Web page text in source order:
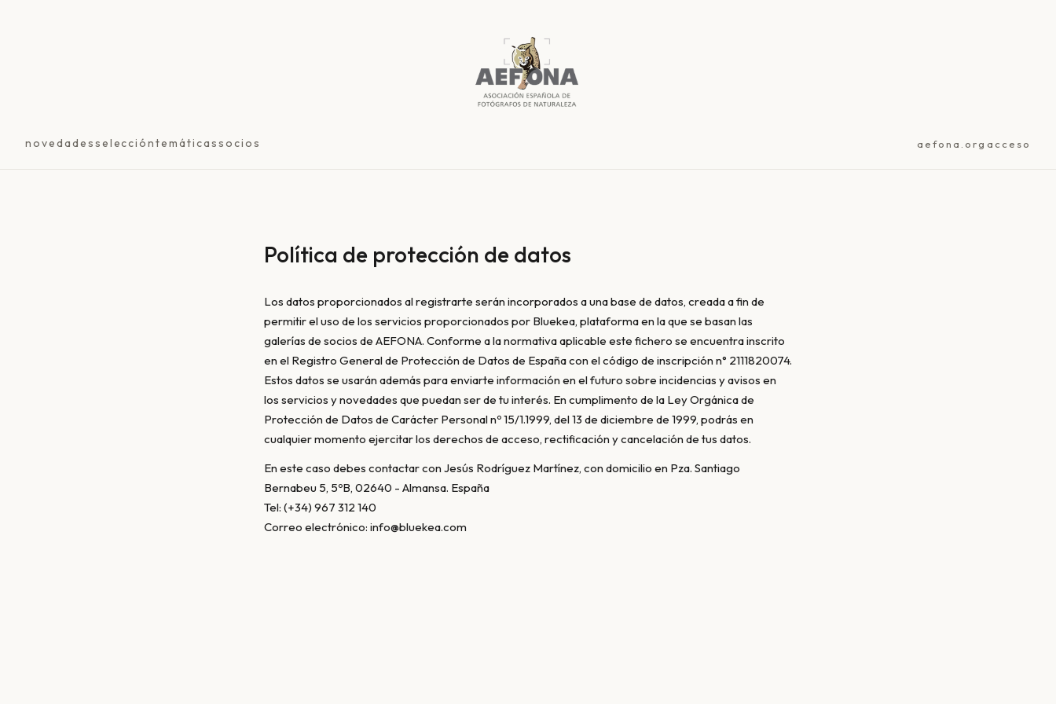
novedadesseleccióntemáticassocios aefona.org acceso
Política de protección de datos
Los datos proporcionados al registrarte serán incorporados a una base de datos, creada a fin de
permitir el uso de los servicios proporcionados por Bluekea, plataforma en la que se basan las
galerías de socios de AEFONA. Conforme a la normativa aplicable este fichero se encuentra inscrito
en el Registro General de Protección de Datos de España con el código de inscripción n° 2111820074.
Estos datos se usarán además para enviarte información en el futuro sobre incidencias y avisos en
los servicios y novedades que puedan ser de tu interés. En cumplimento de la Ley Orgánica de
Protección de Datos de Carácter Personal nº 15/1.1999, del 13 de diciembre de 1999, podrás en
cualquier momento ejercitar los derechos de acceso, rectificación y cancelación de tus datos.
En este caso debes contactar con Jesús Rodríguez Martínez, con domicilio en Pza. Santiago
Bernabeu 5, 5ºB, 02640 - Almansa. España
Tel: (+34) 967 312 140
Correo electrónico: info@bluekea.com